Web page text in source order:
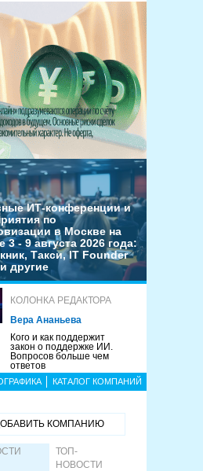
ИТ-конференции и
по
в Москве на
3 - 9 августа 2026 года:
Такси, IT Founder
другие
КОЛОНКА РЕДАКТОРА
Вера Ананьева
Кого и как поддержит
закон о поддержке ИИ.
Вопросов больше чем
ответов
КАТАЛОГ КОМПАНИЙ
КОМПАНИЮ
ТОП-
НОВОСТИ